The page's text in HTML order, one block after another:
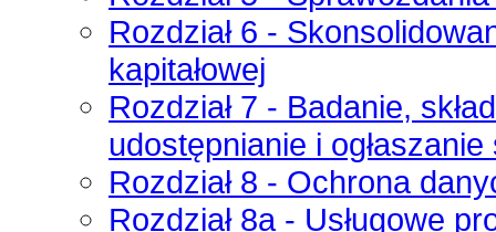
Rozdział 6 -
kapitałowej
Rozdział 7 - Badanie,
udostępnianie i
Rozdział 8 - Ochrona
Rozdział 8a - Usługowe